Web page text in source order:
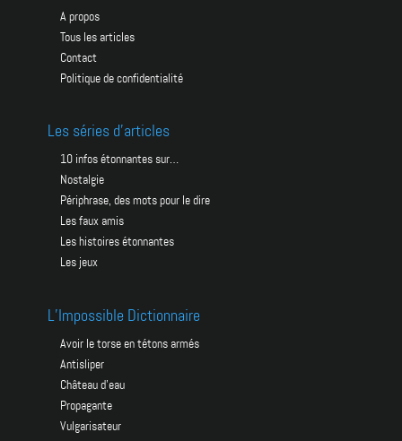
A propos
Tous les articles
Contact
Politique de confidentialité
Les séries d’articles
10 infos étonnantes sur…
Nostalgie
Périphrase, des mots pour le dire
Les faux amis
Les histoires étonnantes
Les jeux
L’Impossible Dictionnaire
avoir le torse en tétons armés
antisliper
château d’eau
propagante
vulgarisateur
Pour toujours recevoir votre petite dose de BID